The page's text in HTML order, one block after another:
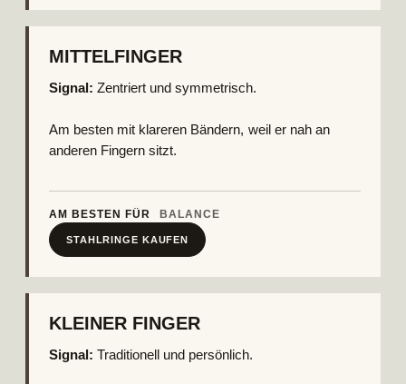
MITTELFINGER
Signal: Zentriert und symmetrisch.
Am besten mit klareren Bändern, weil er nah an
anderen Fingern sitzt.
AM BESTEN FÜR BALANCE
STAHLRINGE KAUFEN
KLEINER FINGER
Signal: Traditionell und persönlich.